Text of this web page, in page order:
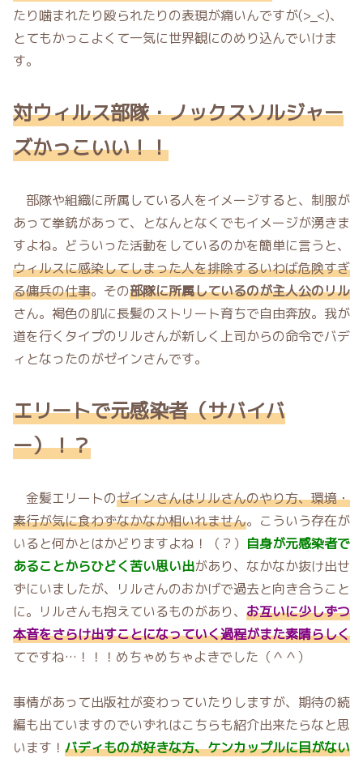
たり噛まれたり殴られたりの表現が痛いんですが(>_<)、
とてもかっこよくて一気に世界観にのめり込んでいけま
す。
対ウィルス部隊・ノックスソルジャー
ズかっこいい！！
部隊や組織に所属している人をイメージすると、制服が
あって拳銃があって、となんとなくでもイメージが湧きま
すよね。どういった活動をしているのかを簡単に言うと、
ウィルスに感染してしまった人を排除するいわば危険すぎ
る傭兵の仕事。その部隊に所属しているのが主人公のリル
さん。褐色の肌に長髪のストリート育ちで自由奔放。我が
道を行くタイプのリルさんが新しく上司からの命令でバデ
ィとなったのがゼインさんです。
エリートで元感染者（サバイバ
ー）！？
金髪エリートのゼインさんはリルさんのやり方、環境・
素行が気に食わずなかなか相いれません。こういう存在が
いると何かとはかどりますよね！（？） 自身が元感染者で
あることからひどく苦い思い出があり、なかなか抜け出せ
ずにいましたが、リルさんのおかげで過去と向き合うこと
に。リルさんも抱えているものがあり、 お互いに少しずつ
本音をさらけ出すことになっていく過程がまた素晴らしく
てですね…！！！めちゃめちゃよきでした（＾＾）
事情があって出版社が変わっていたりしますが、期待の続
編も出ていますのでいずれはこちらも紹介出来たらなと思
います！ バディものが好きな方、ケンカップルに目がない